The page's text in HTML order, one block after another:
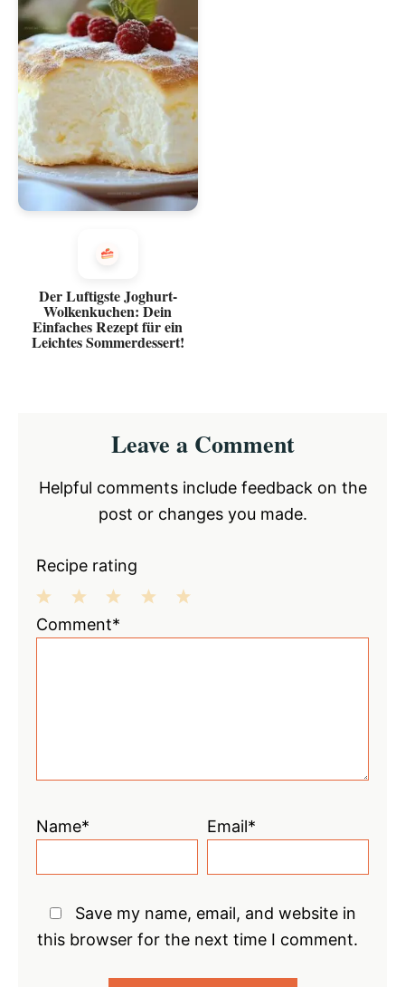
Der Luftigste Joghurt-
Wolkenkuchen: Dein
Einfaches Rezept für ein
Leichtes Sommerdessert!
InteractionsLeave a Comment
Helpful comments include feedback on the
post or changes you made.
Recipe rating
3
2
1
Comment*
Name* Email*
Save my name, email, and website in
this browser for the next time I comment.